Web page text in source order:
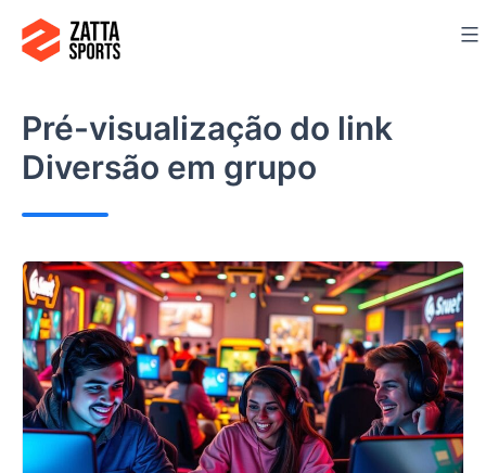
para
conteúdo
Pré-visualização do link
Diversão em grupo